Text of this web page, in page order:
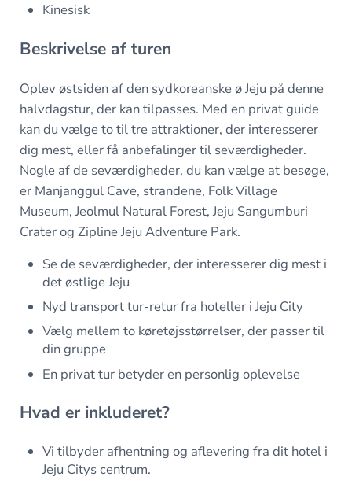
Kinesisk
Beskrivelse af turen
Oplev østsiden af den sydkoreanske ø Jeju på denne
halvdagstur, der kan tilpasses. Med en privat guide
kan du vælge to til tre attraktioner, der interesserer
dig mest, eller få anbefalinger til seværdigheder.
Nogle af de seværdigheder, du kan vælge at besøge,
er Manjanggul Cave, strandene, Folk Village
Museum, Jeolmul Natural Forest, Jeju Sangumburi
Crater og Zipline Jeju Adventure Park.
Se de seværdigheder, der interesserer dig mest i
det østlige Jeju
Nyd transport tur-retur fra hoteller i Jeju City
Vælg mellem to køretøjsstørrelser, der passer til
din gruppe
En privat tur betyder en personlig oplevelse
Hvad er inkluderet?
Vi tilbyder afhentning og aflevering fra dit hotel i
Jeju Citys centrum.